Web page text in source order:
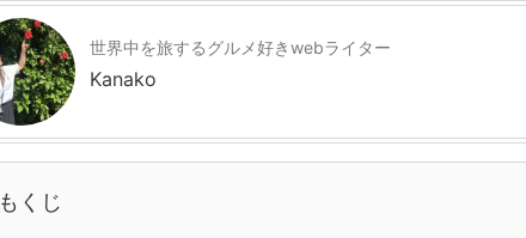
世界中を旅するグルメ好きwebライター
Kanako
もくじ